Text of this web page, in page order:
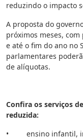
reduzindo o impacto
A proposta do
próximos meses,
e até o fim do ano no
parlamentares
de alíquotas.
Confira os serviços
reduzida:
• ensino infantil,